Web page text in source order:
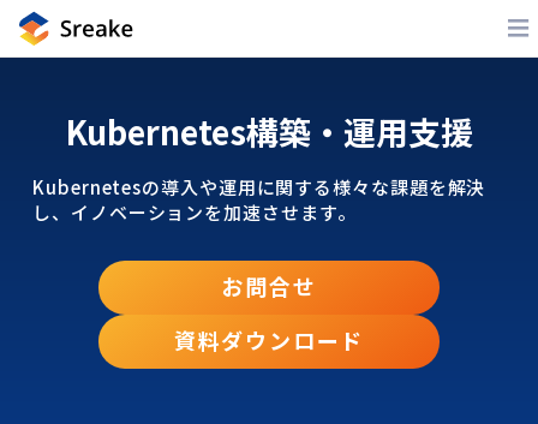
Kubernetes構築・運用支援
Kubernetesの導入や運用に関する様々な課題を解決
し、イノベーションを加速させます。
お問合せ
資料ダウンロード